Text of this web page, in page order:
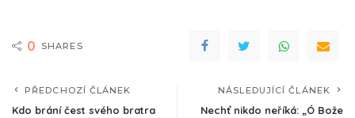
0 SHARES
PŘEDCHOZÍ ČLÁNEK
Kdo brání čest svého bratra
NÁSLEDUJÍCÍ ČLÁNEK
Nechť nikdo neříká: „Ó Bože